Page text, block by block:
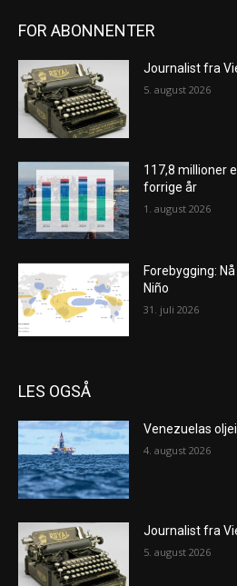
FOR ABONNENTER
Journalist fra
5. august 2026
117,8 millioner
forrige år
1. august 2026
Forebygging:
Niño
31. juli 2026
LES OGSÅ
Venezuelas
4. august 2026
Journalist fra
5. august 2026